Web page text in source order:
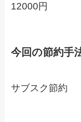
12000円
今回の節約手
サブスク節約